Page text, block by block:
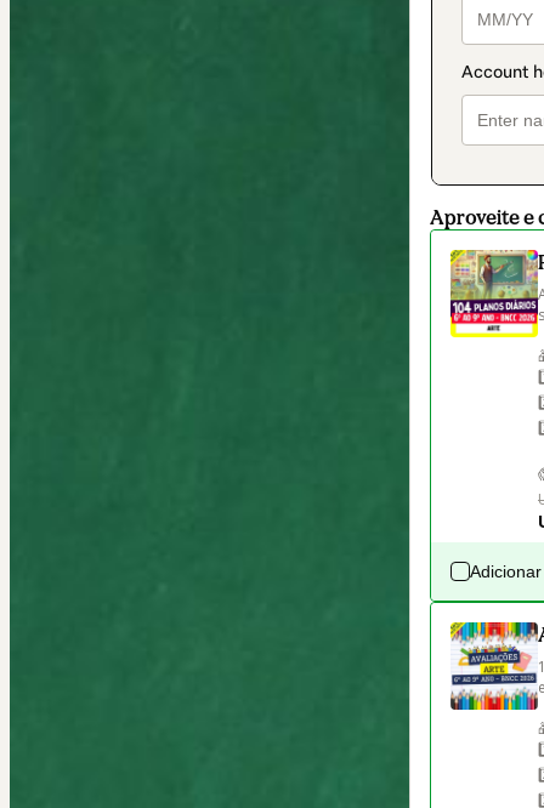
Aproveite e